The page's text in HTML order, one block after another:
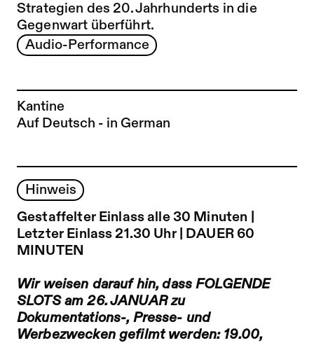
Audio-Performance
Kantine
Auf Deutsch - in German
Hinweis
Gestaffelter Einlass alle 30 Minuten |
Letzter Einlass 21.30 Uhr | DAUER 60
MINUTEN
Wir weisen darauf hin, dass FOLGENDE
SLOTS am 26. JANUAR zu
Dokumentations-, Presse- und
Werbezwecken gefilmt werden: 19.00,
Strategien des 20. Jahrhunderts in die
Gegenwart überführt.